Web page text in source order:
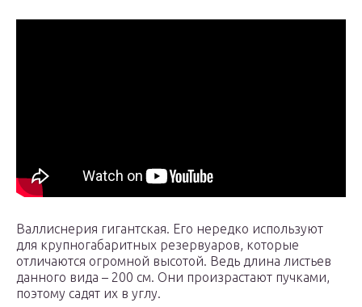
Валлиснерия гигантская. Его нередко используют
для крупногабаритных резервуаров, которые
отличаются огромной высотой. Ведь длина листьев
данного вида – 200 см. Они произрастают пучками,
поэтому садят их в углу.